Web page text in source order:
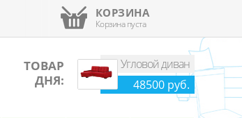
КОРЗИНА
Корзина пуста
ТОВАР
ДНЯ:
Угловой диван
48500 руб.